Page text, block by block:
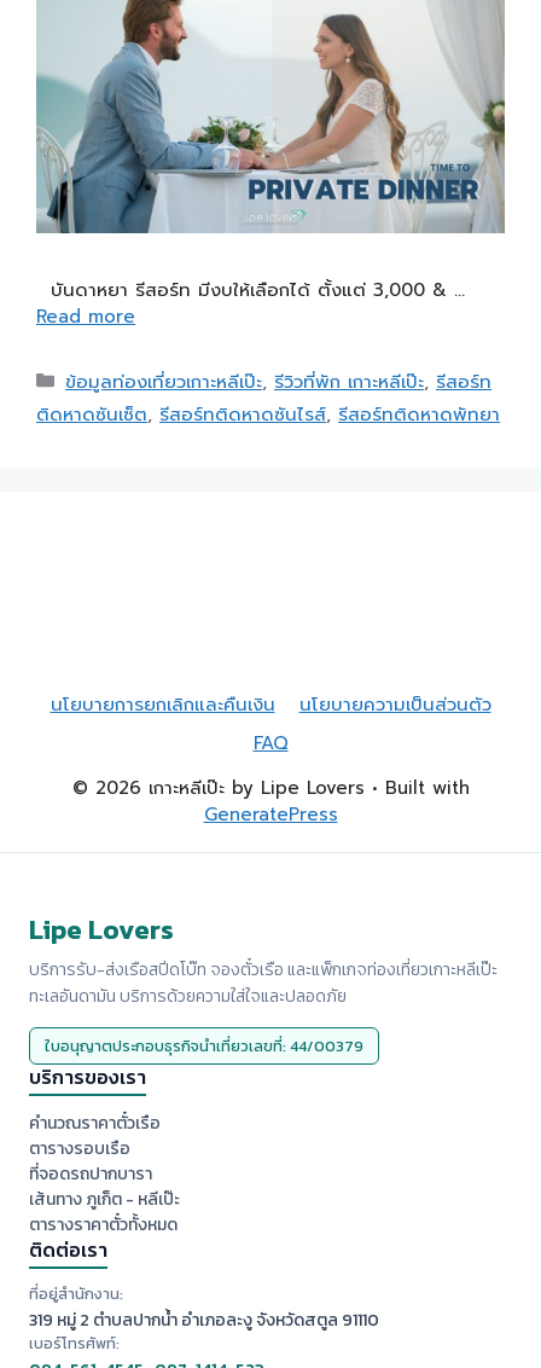
บันดาหยา รีสอร์ท มีงบให้เลือกได้ ตั้งแต่ 3,000 & …
Read more
ข้อมูลท่องเที่ยวเกาะหลีเป๊ะ, รีวิวที่พัก เกาะหลีเป๊ะ, รีสอร์ท
ติดหาดซันเซ็ต, รีสอร์ทติดหาดซันไรส์, รีสอร์ทติดหาดพัทยา
นโยบายการยกเลิกและคืนเงิน
นโยบายความเป็นส่วนตัว
FAQ
© 2026 เกาะหลีเป๊ะ by Lipe Lovers • Built with
GeneratePress
Lipe Lovers
บริการรับ-ส่งเรือสปีดโบ๊ท จองตั๋วเรือ และแพ็กเกจท่องเที่ยวเกาะหลีเป๊ะ
ทะเลอันดามัน บริการด้วยความใส่ใจและปลอดภัย
ใบอนุญาตประกอบธุรกิจนำเที่ยวเลขที่: 44/00379
บริการของเรา
คำนวณราคาตั๋วเรือ
ตารางรอบเรือ
ที่จอดรถปากบารา
เส้นทาง ภูเก็ต - หลีเป๊ะ
ตารางราคาตั๋วทั้งหมด
ติดต่อเรา
ที่อยู่สำนักงาน:
319 หมู่ 2 ตำบลปากน้ำ อำเภอละงู จังหวัดสตูล 91110
เบอร์โทรศัพท์: